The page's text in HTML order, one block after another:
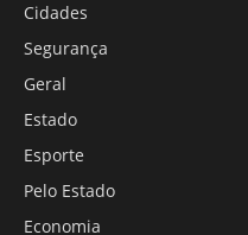
Cidades
Segurança
Geral
Estado
Esporte
Pelo Estado
Economia